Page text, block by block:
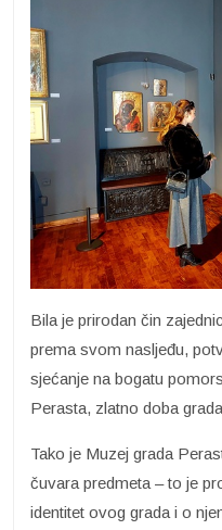
Bila je prirodan čin
prema svom nasljeđu,
sjećanje na bogatu
Perasta, zlatno doba
Tako je Muzej grada
čuvara predmeta – to je
identitet ovog grada i o